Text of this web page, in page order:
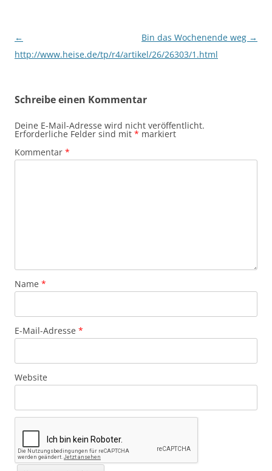
Beitragsnavigation
←
http://www.heise.de/tp/r4/artikel/26/26303/1.html
Bin das Wochenende weg →
Schreibe einen Kommentar
Deine E-Mail-Adresse wird nicht veröffentlicht.
Erforderliche Felder sind mit * markiert
Kommentar *
Name *
E-Mail-Adresse *
Website